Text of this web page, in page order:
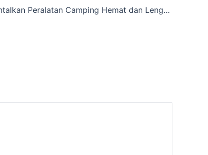
Lagi nyari Direntalkan Peralatan Camping Hemat dan Lengkap sekitar Kertamukti,Pangandaran